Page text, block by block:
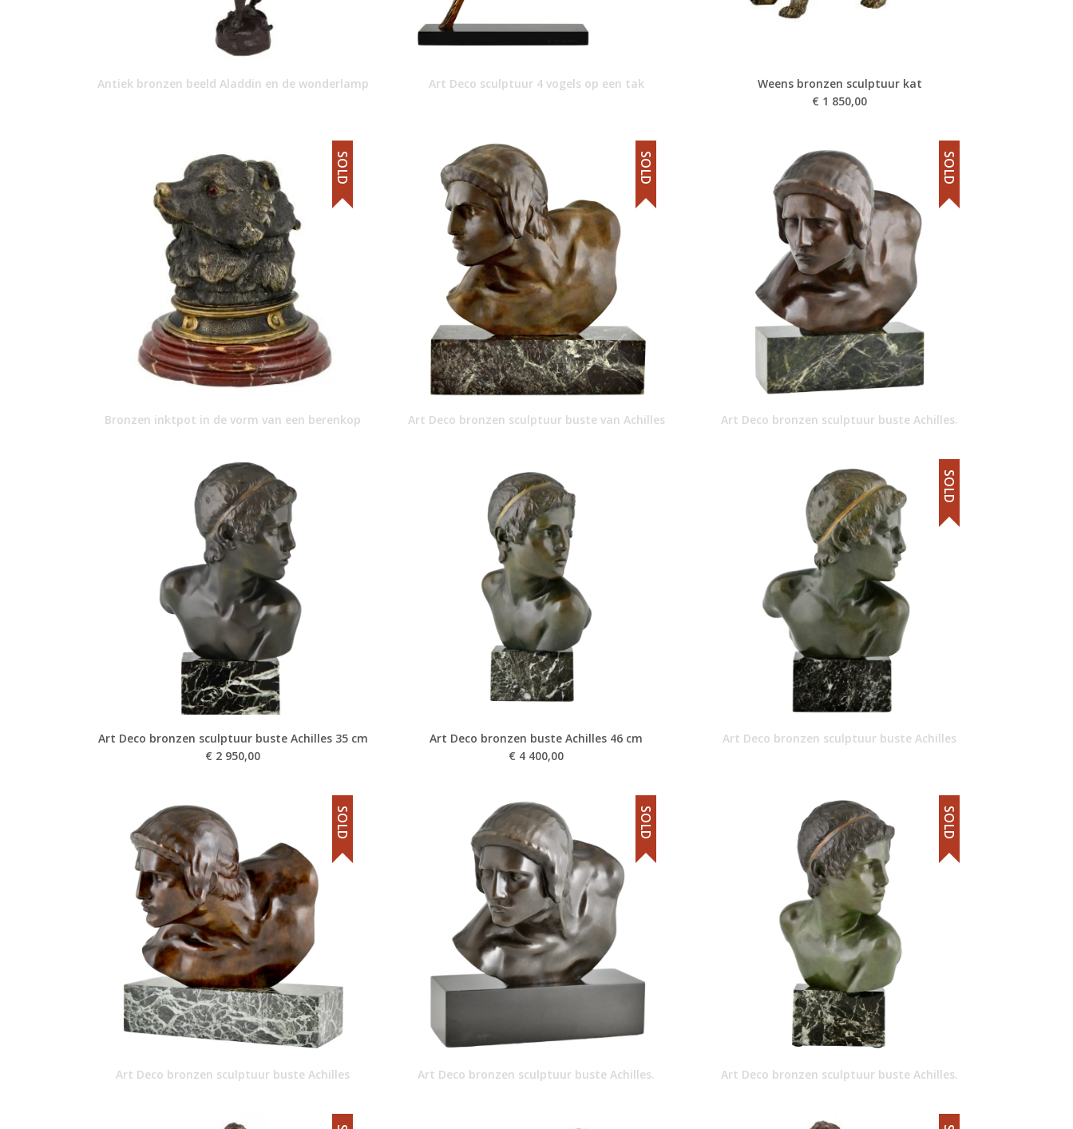
Antiek bronzen beeld Aladdin en de wonderlamp Art Deco sculptuur 4 vogels op een tak
Weens bronzen sculptuur kat
€ 1 850,00
Bronzen inktpot in de vorm van een berenkop
SOLD
Art Deco bronzen sculptuur buste van Achilles
SOLD
Art Deco bronzen sculptuur buste Achilles.
SOLD
Art Deco bronzen sculptuur buste Achilles 35 cm
€ 2 950,00
Art Deco bronzen buste Achilles 46 cm
€ 4 400,00
Art Deco bronzen sculptuur buste Achilles
SOLD
Art Deco bronzen sculptuur buste Achilles
SOLD
Art Deco bronzen sculptuur buste Achilles.
SOLD
Art Deco bronzen sculptuur buste Achilles.
SOLD